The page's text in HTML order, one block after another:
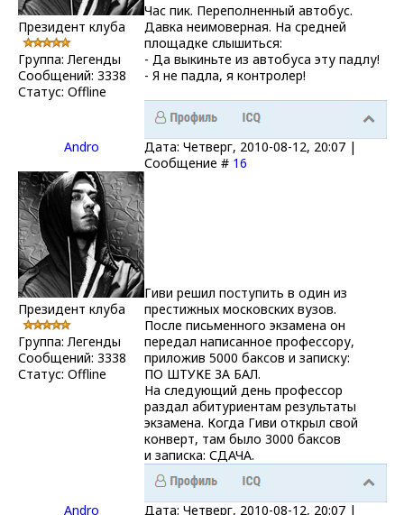
Президент клуба
Группа: Легенды
Сообщений: 3338
Статус: Offline
Час пик. Переполненный автобус.
Давка неимоверная. На средней
площадке слышиться:
- Да выкиньте из автобуса эту падлу!
- Я не падла, я контролер!
Andro
Дата: Четверг, 2010-08-12, 20:07 |
Сообщение # 16
Президент клуба
Группа: Легенды
Сообщений: 3338
Статус: Offline
Гиви решил поступить в один из
престижных московских вузов.
После письменного экзамена он
передал написанное профессору,
приложив 5000 баксов и записку:
ПО ШТУКЕ ЗА БАЛ.
На следующий день профессор
раздал абитуриентам результаты
экзамена. Когда Гиви открыл свой
конверт, там было 3000 баксов
и записка: СДАЧА.
Andro
Дата: Четверг, 2010-08-12, 20:07 |